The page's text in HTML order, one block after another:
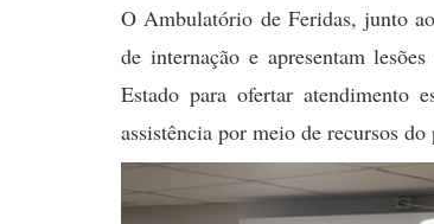
O Ambulatório de Feridas, junto
de internação e apresentam
Estado para ofertar atendimento
assistência por meio de recursos